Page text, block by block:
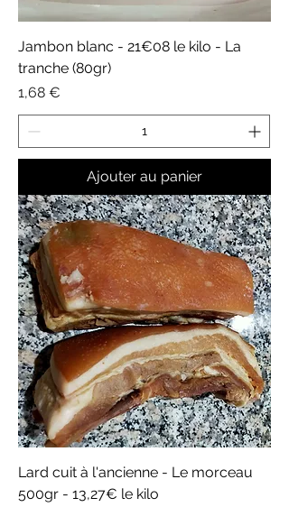
Jambon blanc - 21€08 le kilo - La
tranche (80gr)
Prix
1,68 €
Ajouter au panier
Lard cuit à l'ancienne - Le morceau
500gr - 13,27€ le kilo